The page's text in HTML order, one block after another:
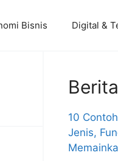
Bisnis Digital &
10
Jenis,